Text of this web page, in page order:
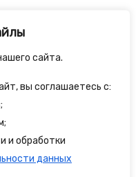
сайта.
вы соглашаетесь с:
и обработки
данных
защищены.